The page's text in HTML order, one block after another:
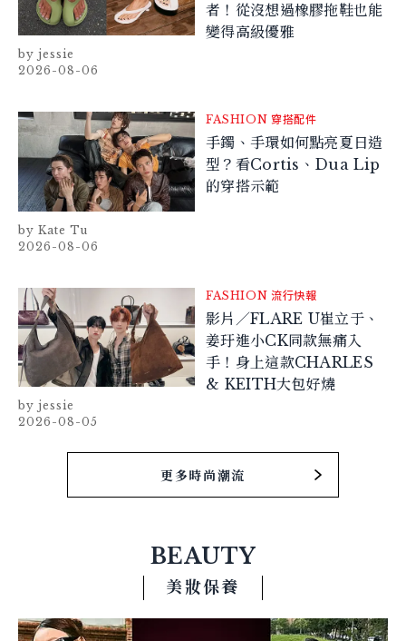
者！從沒想過橡膠拖鞋也能
變得高級優雅
jessie
2026-08-06
FASHION 穿搭配件
手鐲、手環如何點亮夏日造
型？看Cortis、Dua Lip
的穿搭示範
Kate Tu
2026-08-06
FASHION 流行快報
影片／FLARE U崔立于、
姜玗進小CK同款無痛入
手！身上這款CHARLES
& KEITH大包好燒
jessie
2026-08-05
更多時尚潮流
BEAUTY
美妝保養